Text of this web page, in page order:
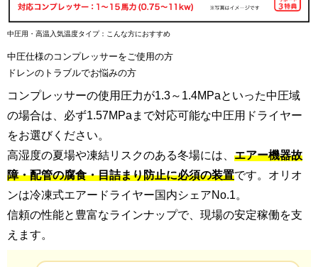
中圧用・高温入気温度タイプ：こんな方におすすめ
中圧仕様のコンプレッサーをご使用の方
ドレンのトラブルでお悩みの方
コンプレッサーの使用圧力が1.3～1.4MPaといった中圧域
の場合は、必ず1.57MPaまで対応可能な中圧用ドライヤー
をお選びください。
高湿度の夏場や凍結リスクのある冬場には、 エアー機器故
障・配管の腐食・目詰まり防止に必須の装置です。 オリオ
ンは冷凍式エアードライヤー国内シェアNo.1。
信頼の性能と豊富なラインナップで、現場の安定稼働を支
えます。